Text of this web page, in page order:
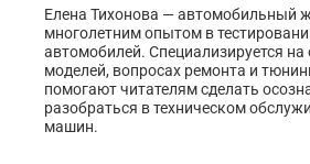
Елена Тихонова — автомобильный
многолетним опытом в
автомобилей. Специализируется
моделей, вопросах ремонта и
помогают читателям сделать
разобраться в техническом
машин.